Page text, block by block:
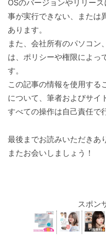
OSのバージョンやリリー
事が実行できない、または
あります。
また、会社所有のパソコン
は、ポリシーや権限によっ
す。
この記事の情報を使用する
について、筆者およびサイ
すべての操作は自己責任で
最後までお読みいただきあ
またお会いしましょう！
スポン